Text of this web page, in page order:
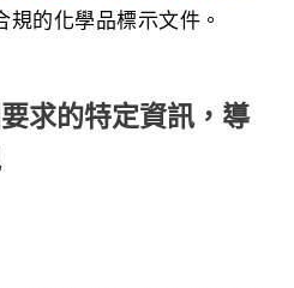
規的化學品標示文件。
求的特定資訊，導